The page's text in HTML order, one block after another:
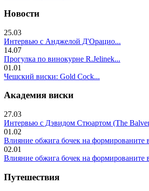
Новости
25.03
Интервью с Анджелой Д'Орацио...
14.07
Прогулка по винокурне R.Jelinek...
01.01
Чешский виски: Gold Cock...
Академия виски
27.03
Интервью с Дэвидом Стюартом (The
01.02
Влияние обжига бочек на формированите
02.01
Влияние обжига бочек на формированите
Путешествия